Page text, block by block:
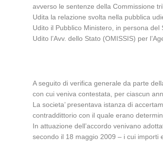
avverso le sentenze della Commissione
Udita la relazione svolta nella pubblica
Udito il Pubblico Ministero, in persona
Udito l’Avv. dello Stato (OMISSIS) per
A seguito di verifica generale da parte
con cui veniva contestata, per ciascun
La societa’ presentava istanza di
contraddittorio con il quale erano
In attuazione dell’accordo venivano
secondo il 18 maggio 2009 – i cui importi